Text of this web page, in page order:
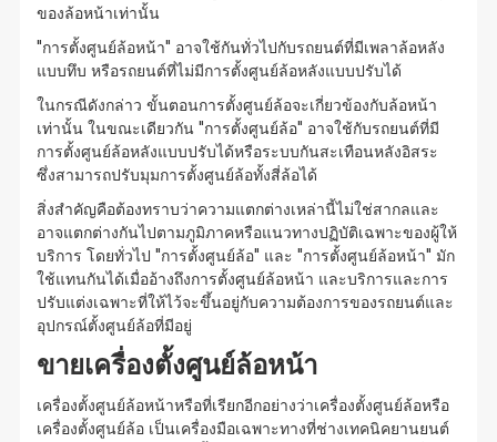
ของล้อหน้าเท่านั้น
"การตั้งศูนย์ล้อหน้า" อาจใช้กันทั่วไปกับรถยนต์ที่มีเพลาล้อหลัง
แบบทึบ หรือรถยนต์ที่ไม่มีการตั้งศูนย์ล้อหลังแบบปรับได้
ในกรณีดังกล่าว ขั้นตอนการตั้งศูนย์ล้อจะเกี่ยวข้องกับล้อหน้า
เท่านั้น ในขณะเดียวกัน "การตั้งศูนย์ล้อ" อาจใช้กับรถยนต์ที่มี
การตั้งศูนย์ล้อหลังแบบปรับได้หรือระบบกันสะเทือนหลังอิสระ
ซึ่งสามารถปรับมุมการตั้งศูนย์ล้อทั้งสี่ล้อได้
สิ่งสำคัญคือต้องทราบว่าความแตกต่างเหล่านี้ไม่ใช่สากลและ
อาจแตกต่างกันไปตามภูมิภาคหรือแนวทางปฏิบัติเฉพาะของผู้ให้
บริการ โดยทั่วไป "การตั้งศูนย์ล้อ" และ "การตั้งศูนย์ล้อหน้า" มัก
ใช้แทนกันได้เมื่ออ้างถึงการตั้งศูนย์ล้อหน้า และบริการและการ
ปรับแต่งเฉพาะที่ให้ไว้จะขึ้นอยู่กับความต้องการของรถยนต์และ
อุปกรณ์ตั้งศูนย์ล้อที่มีอยู่
ขายเครื่องตั้งศูนย์ล้อหน้า
เครื่องตั้งศูนย์ล้อหน้าหรือที่เรียกอีกอย่างว่าเครื่องตั้งศูนย์ล้อหรือ
เครื่องตั้งศูนย์ล้อ เป็นเครื่องมือเฉพาะทางที่ช่างเทคนิคยานยนต์